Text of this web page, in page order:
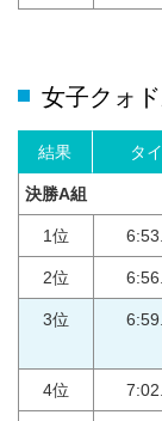
女子クォ
結果 タ
決勝A組
1位
2位
3位
4位